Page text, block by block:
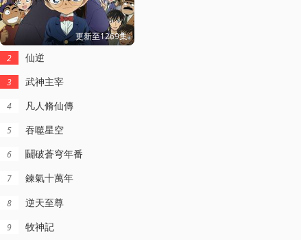
更新至1269集
2 仙逆
3 武神主宰
4 凡人脩仙傳
5 吞噬星空
6 鬭破蒼穹年番
7 鍊氣十萬年
8 逆天至尊
9 牧神記